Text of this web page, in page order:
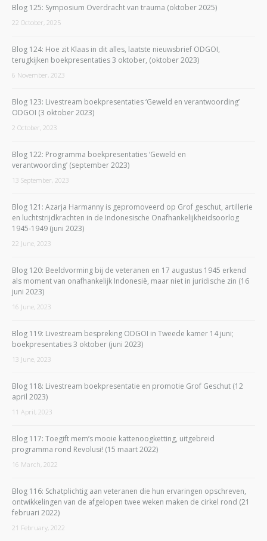
Blog 125: Symposium Overdracht van trauma (oktober 2025)
22 October, 2025
Blog 124: Hoe zit Klaas in dit alles, laatste nieuwsbrief ODGOI,
terugkijken boekpresentaties 3 oktober, (oktober 2023)
6 November, 2023
Blog 123: Livestream boekpresentaties ‘Geweld en verantwoording’
ODGOI (3 oktober 2023)
2 October, 2023
Blog 122: Programma boekpresentaties ‘Geweld en
verantwoording’ (september 2023)
13 September, 2023
Blog 121: Azarja Harmanny is gepromoveerd op Grof geschut, artillerie
en luchtstrijdkrachten in de Indonesische Onafhankelijkheidsoorlog
1945-1949 (juni 2023)
22 June, 2023
Blog 120: Beeldvorming bij de veteranen en 17 augustus 1945 erkend
als moment van onafhankelijk Indonesië, maar niet in juridische zin (16
juni 2023)
16 June, 2023
Blog 119: Livestream bespreking ODGOI in Tweede kamer 14 juni;
boekpresentaties 3 oktober (juni 2023)
13 June, 2023
Blog 118: Livestream boekpresentatie en promotie Grof Geschut (12
april 2023)
11 April, 2023
Blog 117: Toegift mem’s mooie kattenoogketting, uitgebreid
programma rond Revolusi! (15 maart 2022)
16 March, 2022
Blog 116: Schatplichtig aan veteranen die hun ervaringen opschreven,
ontwikkelingen van de afgelopen twee weken maken de cirkel rond (21
februari 2022)
21 February, 2022